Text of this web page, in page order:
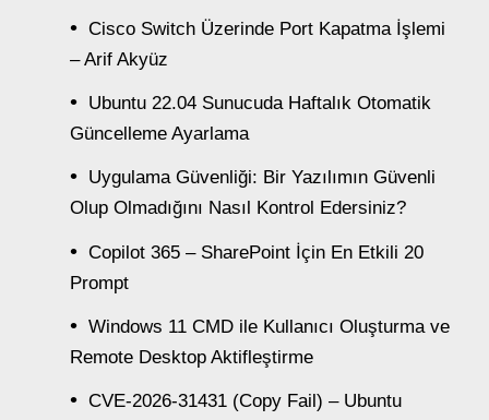
Cisco Switch Üzerinde Port Kapatma İşlemi
– Arif Akyüz
Ubuntu 22.04 Sunucuda Haftalık Otomatik
Güncelleme Ayarlama
Uygulama Güvenliği: Bir Yazılımın Güvenli
Olup Olmadığını Nasıl Kontrol Edersiniz?
Copilot 365 – SharePoint İçin En Etkili 20
Prompt
Windows 11 CMD ile Kullanıcı Oluşturma ve
Remote Desktop Aktifleştirme
CVE-2026-31431 (Copy Fail) – Ubuntu